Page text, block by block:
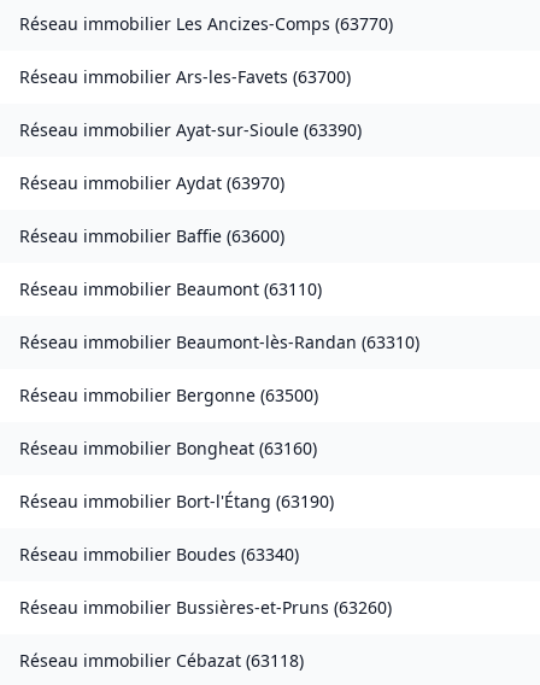
Réseau immobilier Les Ancizes-Comps (63770)
Réseau immobilier Ars-les-Favets (63700)
Réseau immobilier Ayat-sur-Sioule (63390)
Réseau immobilier Aydat (63970)
Réseau immobilier Baffie (63600)
Réseau immobilier Beaumont (63110)
Réseau immobilier Beaumont-lès-Randan (63310)
Réseau immobilier Bergonne (63500)
Réseau immobilier Bongheat (63160)
Réseau immobilier Bort-l'Étang (63190)
Réseau immobilier Boudes (63340)
Réseau immobilier Bussières-et-Pruns (63260)
Réseau immobilier Cébazat (63118)